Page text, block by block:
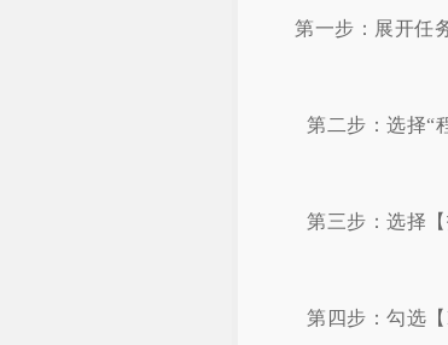
第一步：展开任
第二步：选择“程
第三步：选择【打
第四步：勾选【